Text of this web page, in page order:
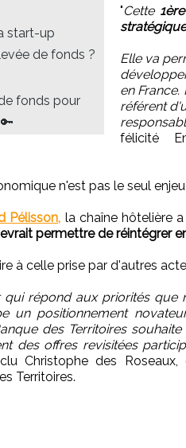
start-up
de fonds ?
fonds pour
"Cette
Elle va
en
référent
félicité
n'est pas le seul
Pélisson, la chaîne hôtelière
permettre de réintégrer
à celle prise par d'autres
répond aux priorités que
un positionnement
des Territoires
des offres revisitées
Christophe des Roseaux,
Territoires.